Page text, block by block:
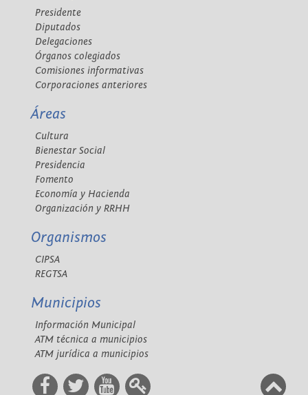
Presidente
Diputados
Delegaciones
Órganos colegiados
Comisiones informativas
Corporaciones anteriores
Áreas
Cultura
Bienestar Social
Presidencia
Fomento
Economía y Hacienda
Organización y RRHH
Organismos
CIPSA
REGTSA
Municipios
Información Municipal
ATM técnica a municipios
ATM jurídica a municipios